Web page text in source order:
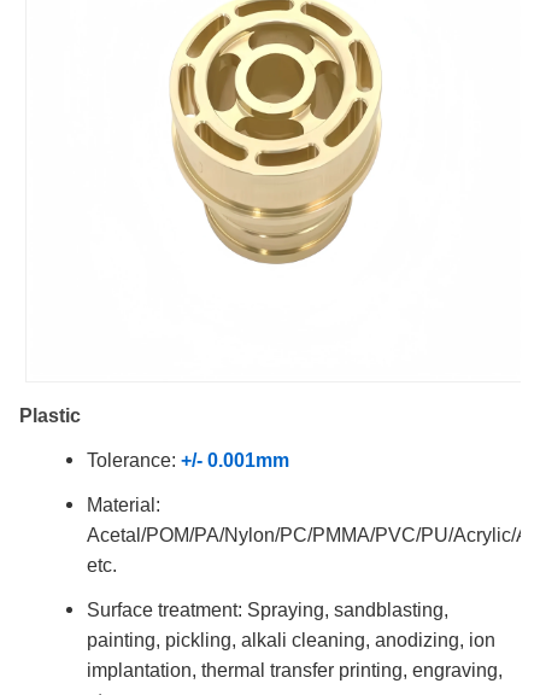
Plastic
Tolerance: +/- 0.001mm
Material:
Acetal/POM/PA/Nylon/PC/PMMA/PVC/PU/Acrylic/
etc.
Surface treatment: Spraying, sandblasting,
painting, pickling, alkali cleaning, anodizing, ion
implantation, thermal transfer printing, engraving,